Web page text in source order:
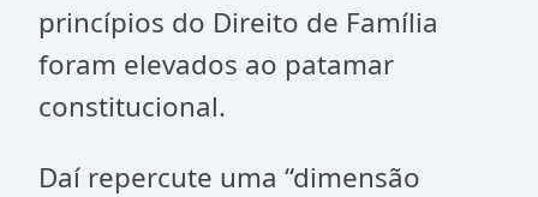
princípios do Direito de Família
foram elevados ao patamar
constitucional.
Daí repercute uma “dimensão